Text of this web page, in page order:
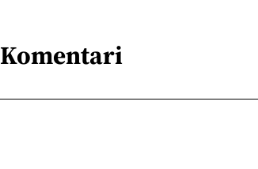
Komentari